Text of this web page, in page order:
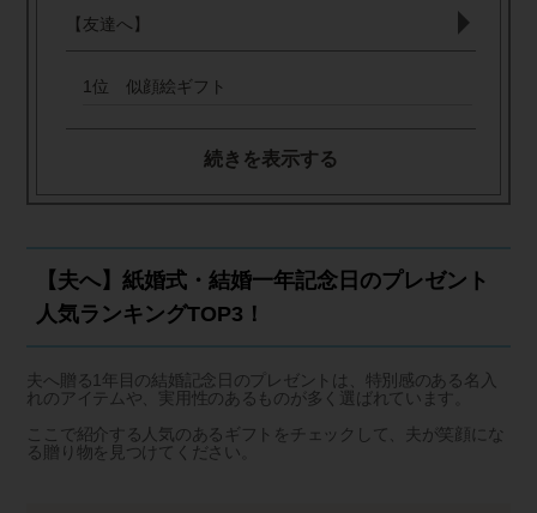
【友達へ】
1位 似顔絵ギフト
続きを表示する
【夫へ】紙婚式・結婚一年記念日のプレゼント
人気ランキングTOP3！
夫へ贈る1年目の結婚記念日のプレゼントは、特別感のある名入
れのアイテムや、実用性のあるものが多く選ばれています。
ここで紹介する人気のあるギフトをチェックして、夫が笑顔にな
る贈り物を見つけてください。